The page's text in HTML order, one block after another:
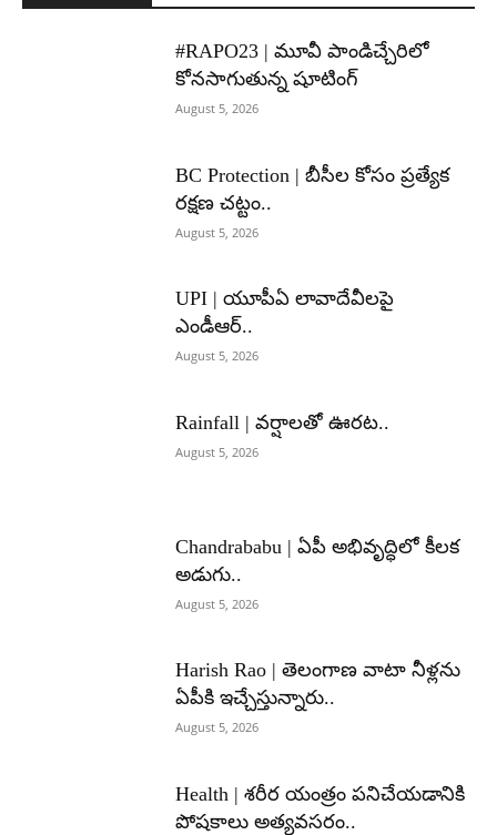
#RAPO23 | మూవీ పాండిచ్చేరిలో
కోనసాగుతున్న షూటింగ్
August 5, 2026
BC Protection | బీసీల కోసం ప్రత్యేక
రక్షణ చట్టం..
August 5, 2026
UPI | యూపీఏ లావాదేవీలపై
ఎండీఆర్..
August 5, 2026
Rainfall | వర్షాలతో ఊరట..
August 5, 2026
Chandrababu | ఏపీ అభివృద్ధిలో కీలక
అడుగు..
August 5, 2026
Harish Rao | తెలంగాణ వాటా నీళ్లను
ఏపీకి ఇచ్చేస్తున్నారు..
August 5, 2026
Health | శరీర యంత్రం పనిచేయడానికి
పోషకాలు అత్యవసరం..